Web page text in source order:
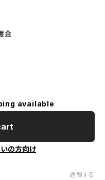
金
available
の方向け
通報する